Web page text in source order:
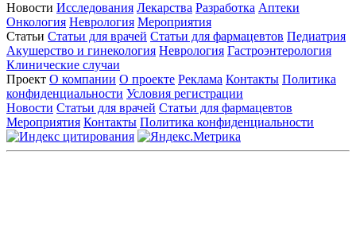
Новости Исследования Лекарства Разработка Аптеки
Онкология Неврология Мероприятия
Статьи Статьи для врачей Статьи для фармацевтов Педиатрия
Акушерство и гинекология Неврология Гастроэнтерология
Клинические случаи
Проект О компании О проекте Реклама Контакты Политика
конфиденциальности Условия регистрации
Новости Статьи для врачей Статьи для фармацевтов
Мероприятия Контакты Политика конфиденциальности